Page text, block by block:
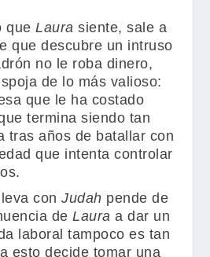
queLaura siente, sale a
que descubre un intruso
no le roba dinero,
de lo más valioso:
que le ha costado
termina siendo tan
tras años de batallar con
que intenta controlar
conJudah pende de
deLaura a dar un
laboral tampoco es tan
esto decide tomar una